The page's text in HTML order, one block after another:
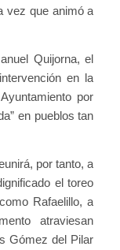
vez que animó a
Quijorna, el
en la
por
en pueblos tan
por tanto, a
el toreo
Rafaelillo, a
atraviesan
Gómez del Pilar